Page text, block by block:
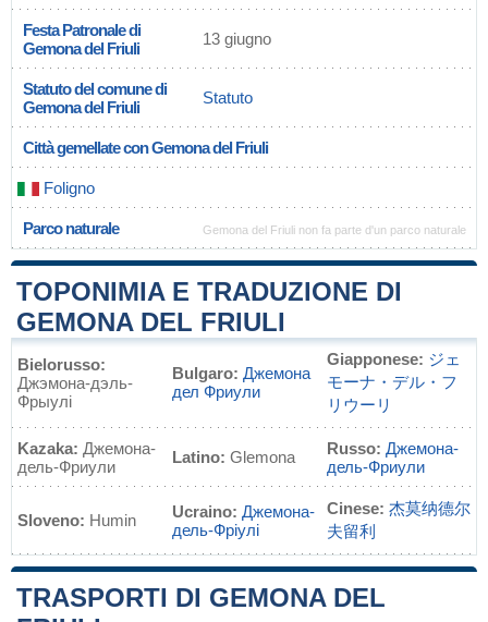
Festa Patronale di
Gemona del Friuli
13 giugno
Statuto del comune di
Gemona del Friuli
Statuto
Città gemellate con Gemona del Friuli
Foligno
Parco naturale Gemona del Friuli non fa parte d'un parco naturale
TOPONIMIA E TRADUZIONE DI
GEMONA DEL FRIULI
Bielorusso:
Джэмона-дэль-
Фрыулі
Bulgaro: Джемона
дел Фриули
Giapponese: ジェ
モーナ・デル・フ
リウーリ
Kazaka: Джемона-
дель-Фриули
Latino: Glemona Russo: Джемона-
дель-Фриули
Sloveno: Humin Ucraino: Джемона-
дель-Фріулі
Cinese: 杰莫纳德尔
夫留利
TRASPORTI DI GEMONA DEL